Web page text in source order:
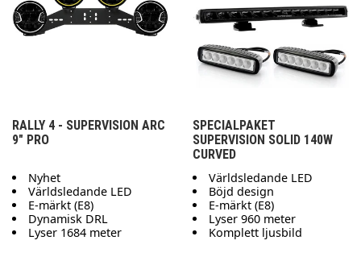
RALLY 4 - SUPERVISION ARC
9" PRO
Nyhet
Världsledande LED
E-märkt (E8)
Dynamisk DRL
Lyser 1684 meter
SPECIALPAKET
SUPERVISION SOLID 140W
CURVED
Världsledande LED
Böjd design
E-märkt (E8)
Lyser 960 meter
Komplett ljusbild